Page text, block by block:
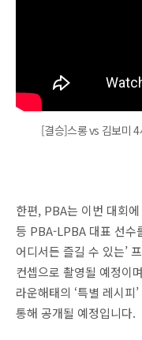
[결승]스롱 vs 김보미
한편, PBA는 이번 대회
등 PBA-LPBA 대표 선수
어디서든 즐길 수 있는’
컨셉으로 촬영될 예정이
라운해태의 ‘특별 레시
통해 공개될 예정입니다.